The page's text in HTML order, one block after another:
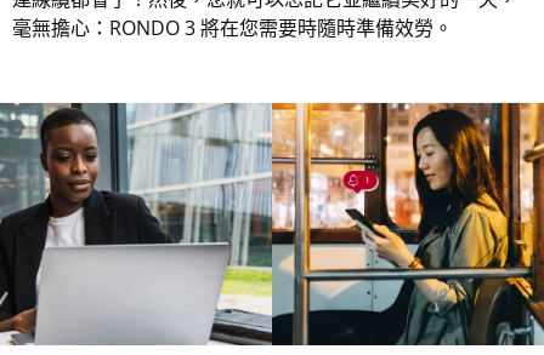
毫無擔心：RONDO 3 將在您需要時隨時準備效勞。